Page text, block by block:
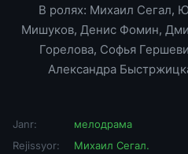
В ролях: Михаил Сегал,
Мишуков, Денис Фомин,
Горелова, Софья
Александра
Janr:
мелодрама
Rejissyor:
Михаил Сегал.